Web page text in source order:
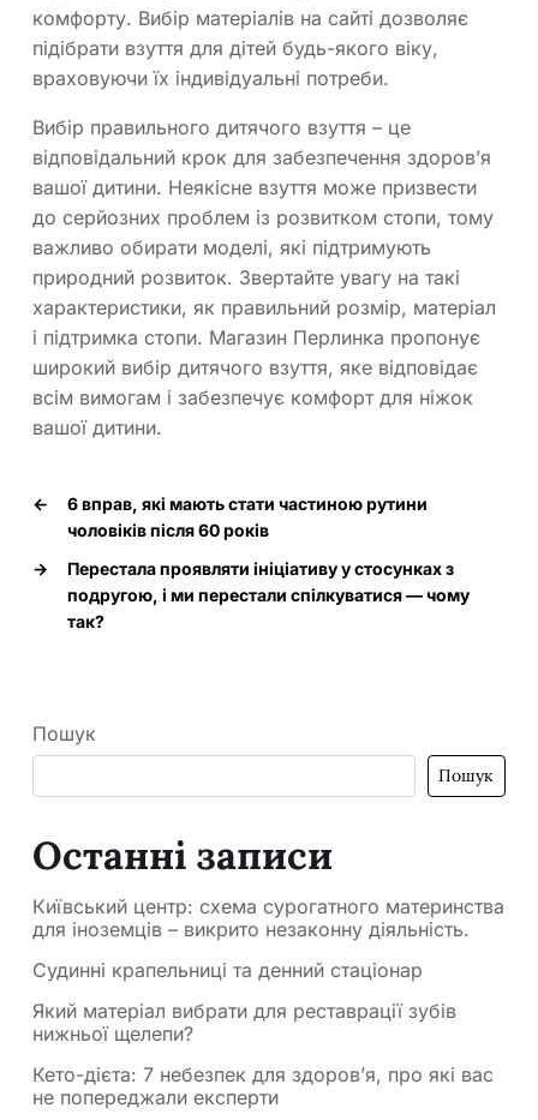
комфорту. Вибір матеріалів на сайті дозволяє
підібрати взуття для дітей будь-якого віку,
враховуючи їх індивідуальні потреби.
Вибір правильного дитячого взуття – це
відповідальний крок для забезпечення здоров’я
вашої дитини. Неякісне взуття може призвести
до серйозних проблем із розвитком стопи, тому
важливо обирати моделі, які підтримують
природний розвиток. Звертайте увагу на такі
характеристики, як правильний розмір, матеріал
і підтримка стопи. Магазин Перлинка пропонує
широкий вибір дитячого взуття, яке відповідає
всім вимогам і забезпечує комфорт для ніжок
вашої дитини.
←
6 вправ, які мають стати частиною рутини
чоловіків після 60 років
→
Перестала проявляти ініціативу у стосунках з
подругою, і ми перестали спілкуватися — чому
так?
Пошук
Пошук
Останні записи
Київський центр: схема сурогатного материнства
для іноземців – викрито незаконну діяльність.
Судинні крапельниці та денний стаціонар
Який матеріал вибрати для реставрації зубів
нижньої щелепи?
Кето-дієта: 7 небезпек для здоров’я, про які вас
не попереджали експерти